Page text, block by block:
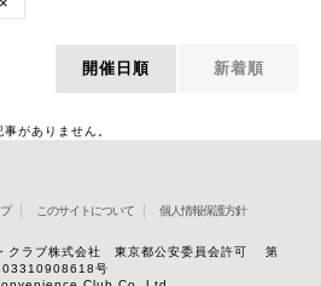
開催日順 新着順
事がありません。
このサイトについて 個人情報保護方針
クラブ株式会社 東京都公安委員会許可 第
号